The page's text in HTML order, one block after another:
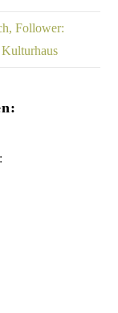
Follower:
Kulturhaus